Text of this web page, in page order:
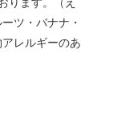
ツ・バナナ・
レルギーのあ